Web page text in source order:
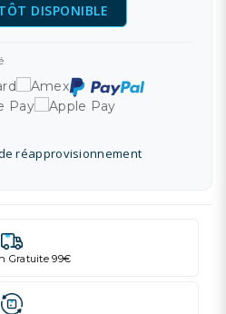
DISPONIBLE
réapprovisionnement
Gratuite 99€